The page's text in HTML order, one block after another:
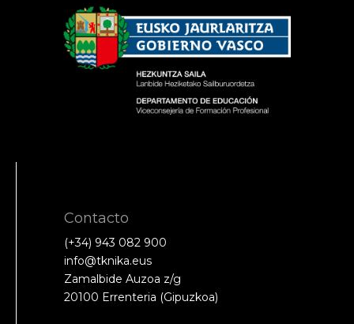
Contacto
(+34) 943 082 900
info@tknika.eus
Zamalbide Auzoa z/g
20100 Errenteria (Gipuzkoa)